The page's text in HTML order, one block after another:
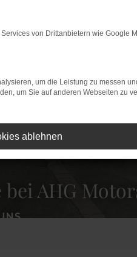
AHG
von Drittanbietern wie Google
um die Leistung zu messen
um Sie auf anderen Webseiten zu
ablehnen